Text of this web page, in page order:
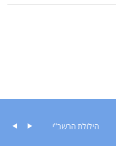
הילולת הרשב"י